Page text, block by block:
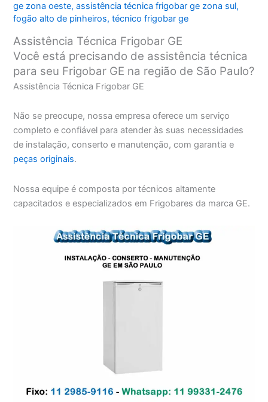
ge zona oeste,assistência técnica frigobar ge zona sul,
fogão alto de pinheiros,técnico frigobar ge
Assistência Técnica Frigobar GE
Você está precisando de assistência técnica
para seu Frigobar GE na região de São Paulo?
Assistência Técnica Frigobar GE
Não se preocupe, nossa empresa oferece um serviço
completo e confiável para atender às suas necessidades
de instalação, conserto e manutenção, com garantia e
peças originais.
Nossa equipe é composta por técnicos altamente
capacitados e especializados em Frigobares da marca GE.